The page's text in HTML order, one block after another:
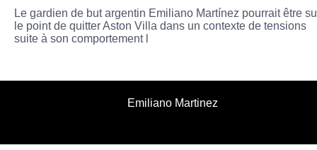
Le gardien de but argentin Emiliano Martínez pourrait être
le point de quitter Aston Villa dans un contexte de tensions
suite à son comportement l
Emiliano Martinez